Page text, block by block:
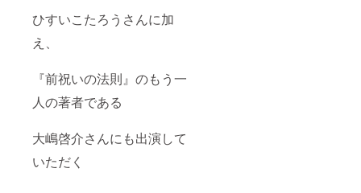
ひすいこたろうさんに加
え、
『前祝いの法則』のもう一
人の著者である
大嶋啓介さんにも出演して
いただく